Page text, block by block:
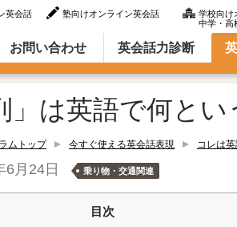
英会話 塾向けオンライン英会話
学校向け
中学・高
言い方・英語表現）
お問い合わせ 英会話力診断
」は英語で何と
ムトップ 今すぐ使える英会話表現 コレは
6月24日 乗り物・交通関連
目次